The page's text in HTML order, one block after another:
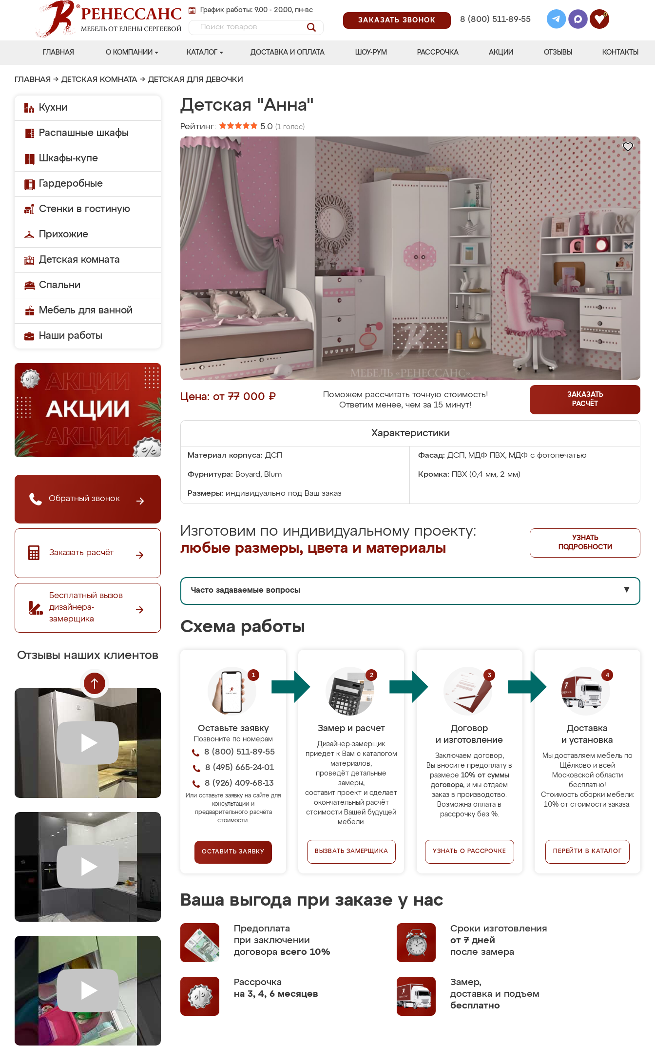
График работы: 9.00 - 20.00, пн-вс
ЗАКАЗАТЬ ЗВОНОК
8 (800) 511-89-55
0
ГЛАВНАЯ О КОМПАНИИ КАТАЛОГ ДОСТАВКА И ОПЛАТА ШОУ-РУМ РАССРОЧКА АКЦИИ ОТЗЫВЫ КОНТАКТЫ
ГЛАВНАЯ → ДЕТСКАЯ КОМНАТА → ДЕТСКАЯ ДЛЯ ДЕВОЧКИ
Кухни
Распашные шкафы
Шкафы-купе
Гардеробные
Стенки в гостиную
Прихожие
Детская комната
Спальни
Мебель для ванной
Наши работы
Обратный звонок
Заказать расчёт
Бесплатный вызов
дизайнера-
замерщика
Отзывы наших клиентов
Детская "Анна"
Рейтинг: 5.0 (1 голос)
Цена: от 77 000 ₽
Поможем рассчитать точную стоимость!
Ответим менее, чем за 15 минут!
ЗАКАЗАТЬ
РАСЧЁТ
Характеристики
Материал корпуса: ДСП Фасад: ДСП, МДФ ПВХ, МДФ с фотопечатью
Фурнитура: Boyard, Blum Кромка: ПВХ (0,4 мм, 2 мм)
Размеры: индивидуально под Ваш заказ
Изготовим по индивидуальному проекту:
любые размеры, цвета и материалы
УЗНАТЬ
ПОДРОБНОСТИ
Часто задаваемые вопросы ▼
Схема работы
Оставьте заявку
Позвоните по номерам
8 (800) 511-89-55
8 (495) 665-24-01
8 (926) 409-68-13
Или оставьте заявку на сайте для
консультации и
предварительного расчёта
стоимости.
ОСТАВИТЬ ЗАЯВКУ
Замер и расчет
Дизайнер-замерщик
приедет к Вам с каталогом
материалов,
проведёт детальные
замеры,
составит проект и сделает
окончательный расчёт
стоимости Вашей будущей
мебели.
ВЫЗВАТЬ ЗАМЕРЩИКА
Договор
и изготовление
Заключаем договор,
Вы вносите предоплату в
размере 10% от суммы
договора, и мы отдаём
заказ в производство.
Возможна оплата в
рассрочку без %.
УЗНАТЬ О РАССРОЧКЕ
Доставка
и установка
Мы доставляем мебель по
Щёлково и всей
Московской области
бесплатно!
Стоимость сборки мебели:
10% от стоимости заказа.
ПЕРЕЙТИ В КАТАЛОГ
Ваша выгода при заказе у нас
Предоплата
при заключении
договора всего 10%
Сроки изготовления
от 7 дней
после замера
Рассрочка
на 3, 4, 6 месяцев
Замер,
доставка и подъем
бесплатно